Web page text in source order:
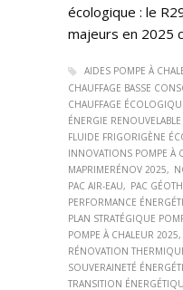
écologique : le
majeurs en 2025
AIDES POMPE À
CHAUFFAGE BASSE
CHAUFFAGE
ÉNERGIE
FLUIDE FRIGORIGÈNE
INNOVATIONS POMPE À
MAPRIMERÉNOV 2025
PAC AIR-EAU
PAC
PERFORMANCE
PLAN STRATÉGIQUE
POMPE À CHALEUR 2025
RÉNOVATION
SOUVERAINETÉ
TRANSITION